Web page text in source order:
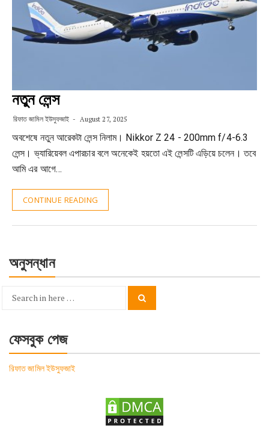
নতুন লেন্স
রিফাত জামিল ইউসুফজাই August 27, 2025
অবশেষে নতুন আরেকটা লেন্স নিলাম। Nikkor Z 24 - 200mm f/4-6.3
লেন্স। ভ্যারিয়েবল এপারচার বলে অনেকেই হয়তো এই লেন্সটি এড়িয়ে চলেন। তবে
আমি এর আগে…
CONTINUE READING
অনুসন্ধান
Search
ফেসবুক পেজ
রিফাত জামিল ইউসুফজাই